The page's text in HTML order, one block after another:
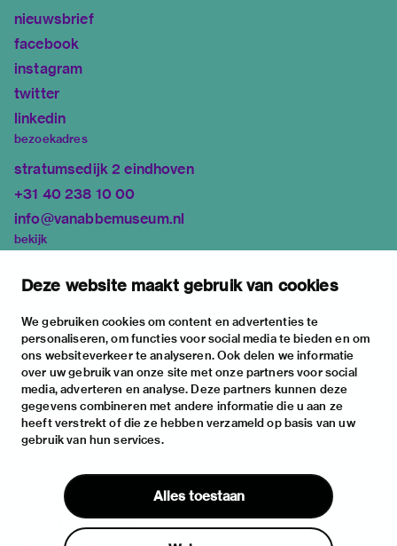
Deze website maakt gebruik van cookies
We gebruiken cookies om content en advertenties te
personaliseren, om functies voor social media te bieden en om
ons websiteverkeer te analyseren. Ook delen we informatie
over uw gebruik van onze site met onze partners voor social
media, adverteren en analyse. Deze partners kunnen deze
gegevens combineren met andere informatie die u aan ze
heeft verstrekt of die ze hebben verzameld op basis van uw
gebruik van hun services.
Alles toestaan
nieuwsbrief
facebook
instagram
twitter
linkedin
bezoekadres
stratumsedijk 2 eindhoven
+31 40 238 10 00
info@vanabbemuseum.nl
bekijk
activiteiten
praktische informatie
over
het museum
de collectie
fondsen & partners
huisregels
privacy & cookies